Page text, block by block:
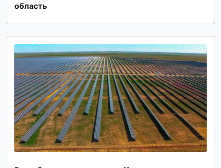
область